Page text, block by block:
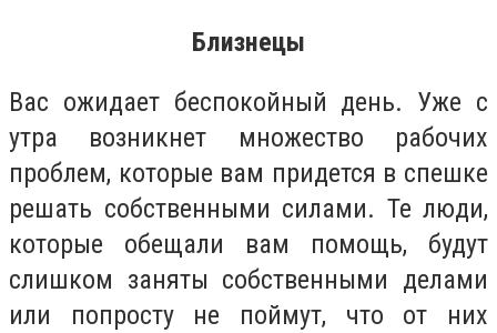
Близнецы
Вас ожидает беспокойный день. Уже с
утра возникнет множество рабочих
проблем, которые вам придется в спешке
решать собственными силами. Те люди,
которые обещали вам помощь, будут
слишком заняты собственными делами
или попросту не поймут, что от них